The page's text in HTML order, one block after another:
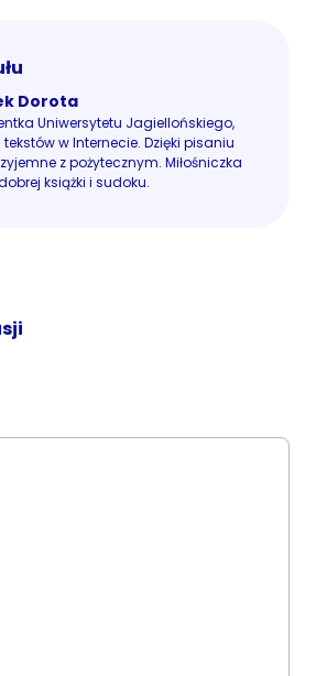
Dorota
Uniwersytetu Jagiellońskiego,
w Internecie. Dzięki pisaniu
z pożytecznym. Miłośniczka
książki i sudoku.